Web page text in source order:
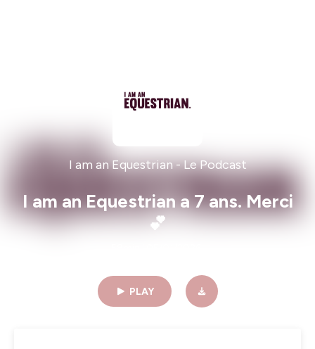
I am an Equestrian - Le Podcast
I am an Equestrian a 7 ans. Merci
💕
PLAY